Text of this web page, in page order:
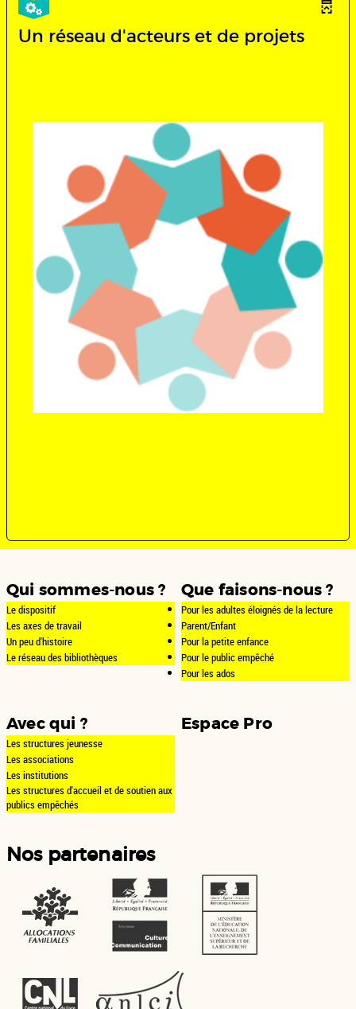
Un réseau d'acteurs et de projets
Qui sommes-nous ?
Le dispositif
Les axes de travail
Un peu d'histoire
Le réseau des bibliothèques
Que faisons-nous ?
Pour les adultes éloignés de la lecture
Parent/Enfant
Pour la petite enfance
Pour le public empêché
Pour les ados
Avec qui ?
Les structures jeunesse
Les associations
Les institutions
Les structures d'accueil et de soutien aux
publics empêchés
Espace Pro
Nos partenaires